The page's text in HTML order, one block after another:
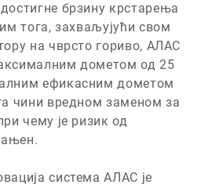
брзину крстарења
тога, захваљујући свом
на чврсто гориво, АЛАС
дометом од 25
ефикасним дометом
чини вредном заменом за
чему је ризик од
система АЛАС је